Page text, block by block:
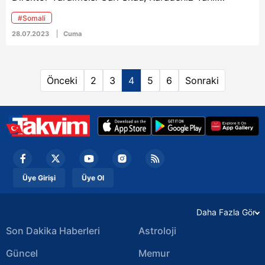
Koridoru Anlaşması'ndan çekilen Rusya’nın BM’ye
herhangi bir tahıl yardımı önerisinde bulunmadığını
belirtti.
#Somali
28.07.2023 Cuma
Önceki 2 3 4 5 6 Sonraki
Üye Girişi Üye Ol
Daha Fazla Gör
Son Dakika Haberleri
Güncel
Astroloji
Memur